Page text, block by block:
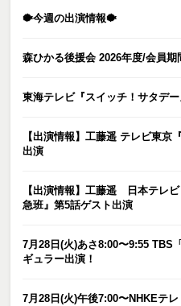
🐡今週の出演情報🐡
森ひかる後援会 2026年度/会員期
東海テレビ『スイッチ！サタデー
【出演情報】工藤遥 テレビ東京
出演
【出演情報】工藤遥 日本テレ
急班』第5話ゲスト出演
7月28日(火)あさ8:00〜9:55 TBS
ギュラー出演！
7月28日(火)午後7:00〜NHKEテ